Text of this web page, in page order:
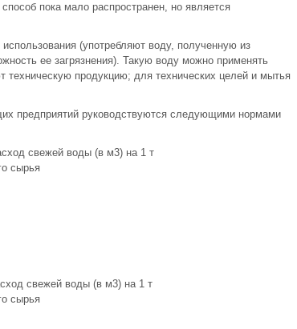
пока мало распространен, но является
(употребляют воду, полученную из
ее загрязнения). Такую воду можно применять
техническую продукцию; для технических целей и мытья
предприятий руководствуются следующими нормами
свежей воды (в м3) на 1 т
сырья
свежей воды (в м3) на 1 т
сырья